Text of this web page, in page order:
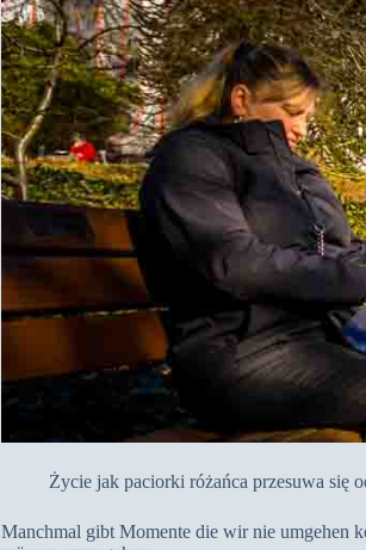
Życie jak paciorki różańca przesuwa się
Manchmal gibt Momente die wir nie umgehen